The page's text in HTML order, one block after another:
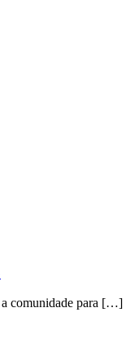
a comunidade para […]